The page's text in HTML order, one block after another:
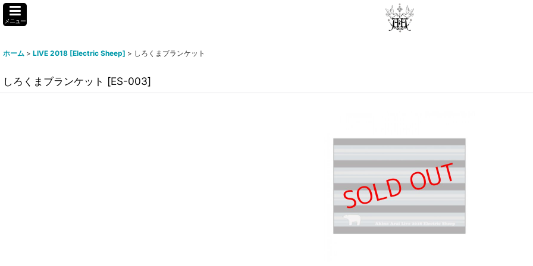
メニュー
ホーム > LIVE 2018 [Electric Sheep] > しろくまブランケット
しろくまブランケット [ES-003]